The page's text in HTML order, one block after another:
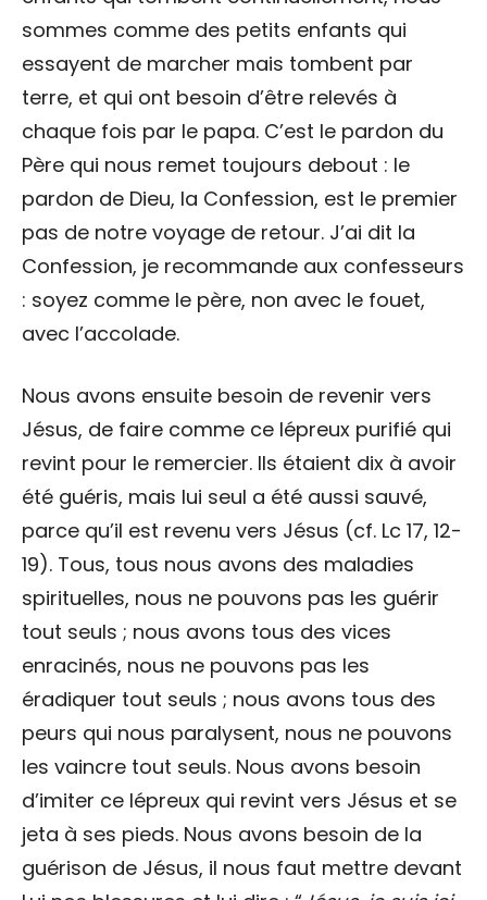
sommes comme des petits enfants qui
essayent de marcher mais tombent par
terre, et qui ont besoin d’être relevés à
chaque fois par le papa. C’est le pardon du
Père qui nous remet toujours debout : le
pardon de Dieu, la Confession, est le premier
pas de notre voyage de retour. J’ai dit la
Confession, je recommande aux confesseurs
: soyez comme le père, non avec le fouet,
avec l’accolade.
Nous avons ensuite besoin de revenir vers
Jésus, de faire comme ce lépreux purifié qui
revint pour le remercier. Ils étaient dix à avoir
été guéris, mais lui seul a été aussi sauvé,
parce qu’il est revenu vers Jésus (cf. Lc 17, 12-
19). Tous, tous nous avons des maladies
spirituelles, nous ne pouvons pas les guérir
tout seuls ; nous avons tous des vices
enracinés, nous ne pouvons pas les
éradiquer tout seuls ; nous avons tous des
peurs qui nous paralysent, nous ne pouvons
les vaincre tout seuls. Nous avons besoin
d’imiter ce lépreux qui revint vers Jésus et se
jeta à ses pieds. Nous avons besoin de la
guérison de Jésus, il nous faut mettre devant